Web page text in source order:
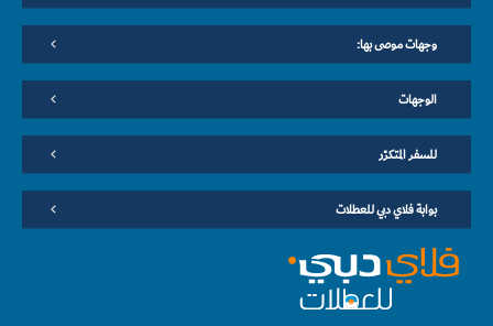
وجهات موصى بها:
الوجهات
للسفر المتكرّر
بوابة فلاي دبي للعطلات